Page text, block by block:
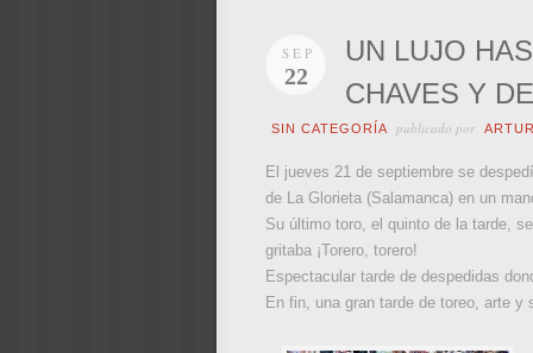
SEP
22
UN LUJO
CHAVES Y
SIN CATEGORÍA publicado por
El jueves 21 de septiembre se
de La Glorieta (Salamanca) en un
Su último toro, el quinto de la tarde,
gritaba ¡Torero, torero!
Espectacular tarde de despedidas
En fin, una gran tarde de toreo, arte y